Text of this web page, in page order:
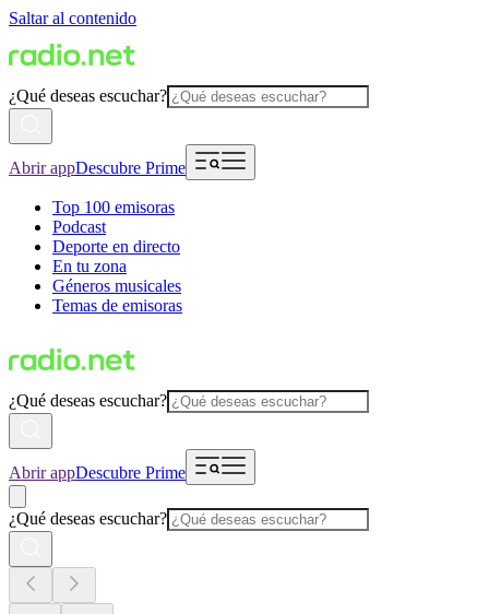
Saltar al contenido
¿Qué deseas escuchar?
Abrir appDescubre Prime
Top 100 emisoras
Podcast
Deporte en directo
En tu zona
Géneros musicales
Temas de emisoras
¿Qué deseas escuchar?
Abrir appDescubre Prime
¿Qué deseas escuchar?